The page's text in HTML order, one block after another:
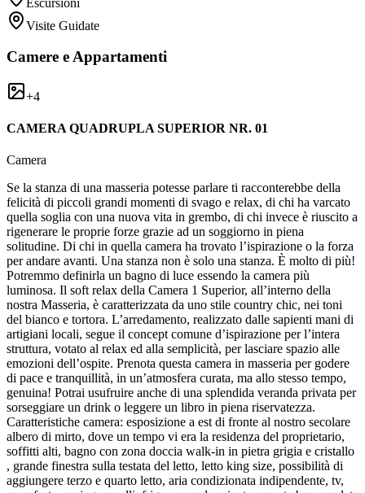
Visite Guidate
Camere e Appartamenti
+4
CAMERA QUADRUPLA SUPERIOR NR. 01
Camera
Se la stanza di una masseria potesse parlare ti racconterebbe della
felicità di piccoli grandi momenti di svago e relax, di chi ha varcato
quella soglia con una nuova vita in grembo, di chi invece è riuscito a
rigenerare le proprie forze grazie ad un soggiorno in piena
solitudine. Di chi in quella camera ha trovato l’ispirazione o la forza
per andare avanti. Una stanza non è solo una stanza. È molto di più!
Potremmo definirla un bagno di luce essendo la camera più
luminosa. Il soft relax della Camera 1 Superior, all’interno della
nostra Masseria, è caratterizzata da uno stile country chic, nei toni
del bianco e tortora. L’arredamento, realizzato dalle sapienti mani di
artigiani locali, segue il concept comune d’ispirazione per l’intera
struttura, votato al relax ed alla semplicità, per lasciare spazio alle
emozioni dell’ospite. Prenota questa camera in masseria per godere
di pace e tranquillità, in un’atmosfera curata, ma allo stesso tempo,
genuina! Potrai usufruire anche di una splendida veranda privata per
sorseggiare un drink o leggere un libro in piena riservatezza.
Caratteristiche camera: esposizione a est di fronte al nostro secolare
albero di mirto, dove un tempo vi era la residenza del proprietario,
soffitti alti, bagno con zona doccia walk-in in pietra grigia e cristallo
, grande finestra sulla testata del letto, letto king size, possibilità di
aggiungere terzo e quarto letto, aria condizionata indipendente, tv,